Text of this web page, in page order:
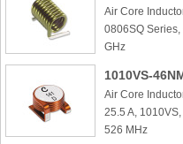
Air Core
0806SQ
GHz
1010VS-
Air Core
25.5 A,
526 MHz